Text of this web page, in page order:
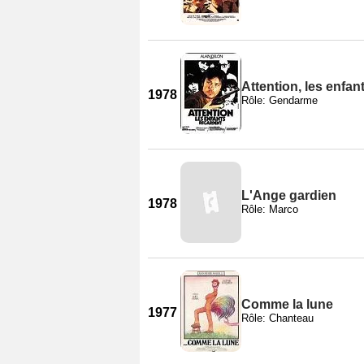
1978
Attention, les
Rôle: Gendarme
1978
L'Ange gardien
Rôle: Marco
1977
Comme la lune
Rôle: Chanteau